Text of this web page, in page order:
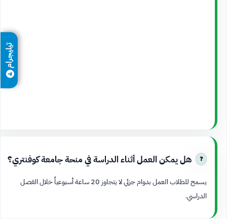
هل يمكن العمل أثناء الدراسة في منحة جامعة كوفنتري؟
يسمح للطلاب العمل بدوام جزئي لا يتجاوز 20 ساعة أسبوعياً خلال الفصل
الدراسي.
تيليجرام